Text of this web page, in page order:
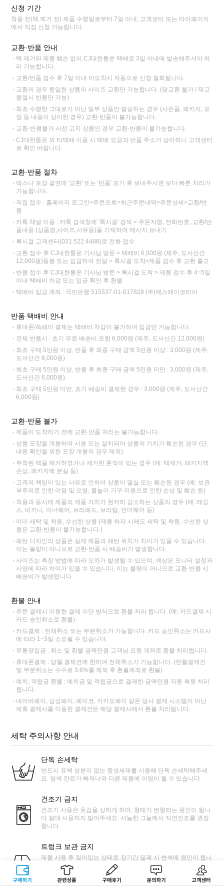
구매하기 관련상품 상품후기 문의하기 고객센터
신청 기간
착용 전(택 제거 전) 제품 수령일로부터 7일 이내, 고객센터 또는 마이페이지
에서 직접 신청 가능합니다.
교환·반품 안내
택 제거와 제품 훼손 없이 CJ대한통운 택배로 3일 이내에 발송해주셔야 처
리 가능합니다.
교환/반품 접수 후 7일 이내 미도착시 자동으로 신청 철회됩니다.
교환의 경우 동일한 상품의 사이즈 교환만 가능합니다. (맞교환 불가 / 재고
품절시 반품만 가능)
최초 수령한 그대로가 아닌 일부 상품만 발송하는 경우 (사은품, 패키지, 포
장 등 내용이 상이한 경우) 교환·반품이 불가능합니다.
교환·반품불가 사전 고지 상품인 경우 교환·반품이 불가능합니다.
CJ대한통운 외 타택배 이용 시 택배 요금과 반품 주소가 상이하니 고객센터
로 확인 바랍니다.
교환·반품 절차
박스나 포장 겉면에 '교환' 또는 '반품' 표기 후 보내주시면 보다 빠른 처리가
가능합니다.
직접 접수 : 홈페이지 로그인>주문조회>최근주문내역>주문상세>교환/반
품
카톡 채널 이용 : 카톡 검색창에 '록시걸' 검색 > 주문자명, 전화번호, 교환/반
품내용 (상품명,사이즈,사유등)을 기재하여 메시지 보내기
록시걸 고객센터(031.522.4488)로 전화 접수
교환 접수 후 CJ대한통운 기사님 방문 > 택배비 6,000원 (제주, 도서산간
12,000원)동봉 또는 입금하여 전달 > 록시걸 도착>제품 검수 후 교환 출고
반품 접수 후 CJ대한통운 기사님 방문 > 록시걸 도착 > 제품 검수 후 4~5일
이내 택배비 차감 또는 입금 확인 후 환불
택배비 입금 계좌 : 국민은행 515537-01-017828 (주)에스에이코리아
반품 택배비 안내
휴대폰/쓱페이 결제는 택배비 차감이 불가하여 입금만 가능합니다.
전체 반품시 : 초기 무료 배송비 포함 6,000원 (제주, 도서산간 12,000원)
최초 구매 5만원 이상, 반품 후 최종 구매 금액 5만원 이상 : 3,000원 (제주,
도서산간 6,000원)
최초 구매 5만원 이상, 반품 후 최종 구매 금액 5만원 미만 : 3,000원 (제주,
도서산간 6,000원)
최초 구매 5만원 미만, 초기 배송비 결제한 경우 : 3,000원 (제주, 도서산간
6,000원)
교환·반품 불가
제품이 도착하기 전에 교환·반품 처리는 불가능합니다.
상품 포장을 개봉하여 사용 또는 설치되어 상품의 가치가 훼손된 경우 (단,
내용 확인을 위한 포장 개봉의 경우 제외)
부착된 택을 제거하였거나 제거한 흔적이 있는 경우 (예: 택제거, 패키지백
손상, 패키지백 분실 등)
고객의 책임이 있는 사유로 인하여 상품이 멸실 또는 훼손된 경우 (예: 보관
부주의로 인한 이염 및 오염, 물놀이 기구 이용으로 인한 손상 및 훼손 등)
착용과 동시에 제품의 제품 가치가 현저히 감소하는 상품의 경우 (예: 레깅
스, 비키니, 이너웨어, 브라패드, 브라탑, 언더웨어 등)
이미 세탁 및 착용, 수선한 상품 (제품 하자 시에도 세탁 및 착용, 수선한 상
품은 교환·반품이 불가능합니다.)
패턴 디자인의 상품은 실제 제품과 패턴 위치가 차이가 있을 수 있습니다.
이는 불량이 아니므로 교환·반품 시 배송비가 발생합니다.
사이즈는 측정 방법에 따라 오차가 발생될 수 있으며, 색상은 모니터 설정과
사양에 따라 차이가 있을 수 있습니다. 이는 불량이 아니므로 교환·반품 시
배송비가 발생됩니다.
환불 안내
주문 결제시 이용한 결제 수단 방식으로 환불 처리 됩니다. (예: 카드결제 시
카드 승인취소로 환불)
카드결제 : 전체취소 또는 부분취소가 가능합니다. 카드 승인취소는 카드사
에 따라 1~3일 소요될 수 있습니다.
무통장입금 : 취소 및 환불 금액만큼 고객님 요청 계좌로 환불 처리됩니다.
휴대폰결제 : 당월 결제건에 한하여 전체취소가 가능합니다. (전월결제건
및 부분취소는 수수료 3.6%를 제외 후 환불계좌로 환불)
예치, 적립금 환불 : 예치금 및 적립금으로 결제한 금액만큼 자동 복원 처리
됩니다.
네이버페이, 삼성페이, 페이코, 카카오페이 같은 당사 결제 시스템이 아닌
제휴 결제사를 이용한 결제건은 해당 결제사에서 환불 처리됩니다.
세탁 주의사항 안내
단독 손세탁
반드시 표백 성분이 없는 중성세제를 사용해 단독 손세탁해주세
요. 염색 잔료가 빠져나와 다른 제품에 이염이 될 수 있습니다.
건조기 금지
건조기 사용은 옷감을 상하게 하며, 형태가 변형되는 원인이 됩니
다.절대 사용하지 말아주세요. 서늘한 그늘에서 자연건조를 권장
합니다.
트렁크 보관 금지
제품 사용 후 젖어있는 상태로 장기간 밀폐 시 변색에 원인이 됩니
다. 자동차 트렁크 내 뜨거운 열기로 인해 옷이 손상될 수 있습니